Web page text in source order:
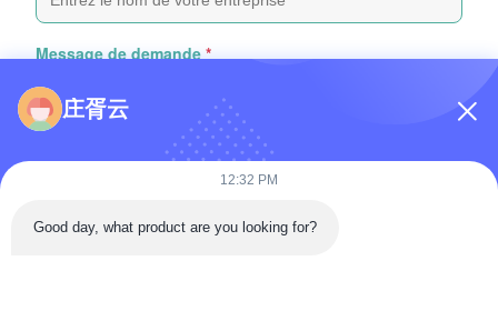
Message de demande *
Joindre des fichiers
庄胥云
12:32 PM
Good day, what product are you looking for?